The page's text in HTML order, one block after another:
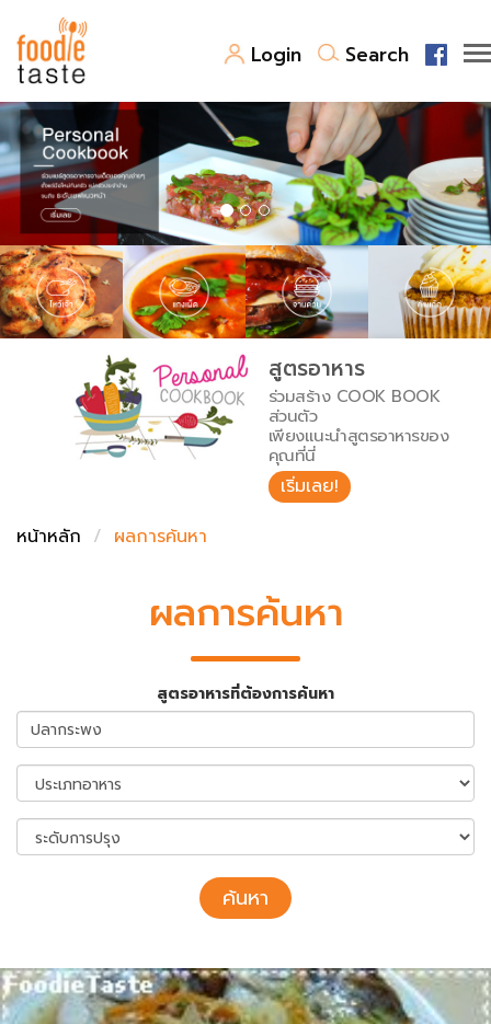
Login Search
สูตรอาหาร
สูตรอาหารล่าสุด
Top Foodie
พาไปชิม
สารพันก้นครัว
เคล็ดลับน่ารู้
เปรียบเทียบหน่วยการตวง
เปรียบเทียบอุณหภูมิ
เปรียบเทียบน้ำหนักวัตถุดิบ
FoodPedia
สร้าง Cookbook
สูตรอาหาร
ร่วมสร้าง COOK BOOK
ส่วนตัว
เพียงแนะนำสูตรอาหารของ
คุณที่นี่
เริ่มเลย!
หน้าหลัก
ผลการค้นหา
ผลการค้นหา
สูตรอาหารที่ต้องการค้นหา
ค้นหา